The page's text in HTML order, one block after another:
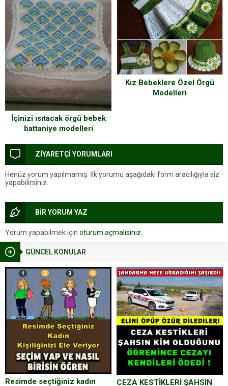
GÜNCEL KONULAR
Resimde seçtiğiniz kadın
CEZA KESTİKLERİ ŞAHSIN
İçinizi ısıtacak örgü bebek
battaniye modelleri
Kız Bebeklere Özel Örgü
Modelleri
ZİYARETÇİ YORUMLARI
Henüz yorum yapılmamış. İlk yorumu aşağıdaki form aracılığıyla siz
yapabilirsiniz.
BİR YORUM YAZ
Yorum yapabilmek için oturum açmalısınız